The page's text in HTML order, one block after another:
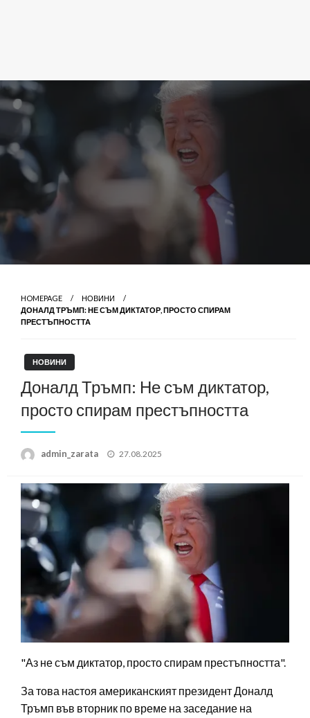
HOMEPAGE
НОВИНИ
ДОНАЛД ТРЪМП: НЕ СЪМ ДИКТАТОР, ПРОСТО СПИРАМ
ПРЕСТЪПНОСТТА
НОВИНИ
Доналд Тръмп: Не съм диктатор,
просто спирам престъпността
admin_zarata
Posted
27.08.2025
"Аз не съм диктатор, просто спирам престъпността".
За това настоя американският президент Доналд
Тръмп във вторник по време на заседание на